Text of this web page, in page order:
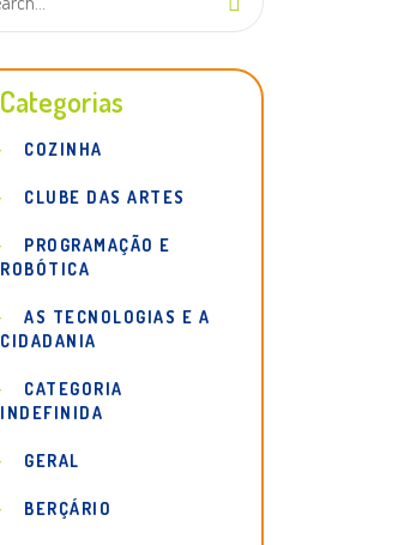
Categorias
COZINHA
CLUBE DAS ARTES
PROGRAMAÇÃO E
ROBÓTICA
AS TECNOLOGIAS E A
CIDADANIA
CATEGORIA
INDEFINIDA
GERAL
BERÇÁRIO